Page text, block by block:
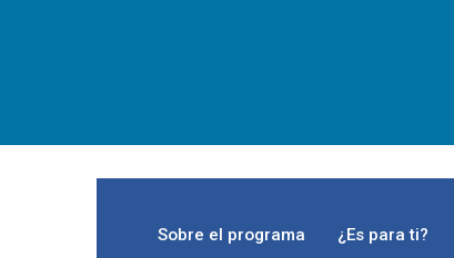
Sobre el programa ¿Es para ti?